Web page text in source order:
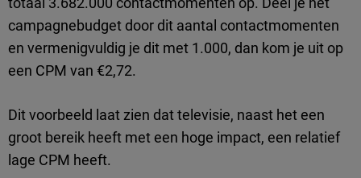
campagnebudget door dit aantal contactmomenten
en vermenigvuldig je dit met 1.000, dan kom je uit op
een CPM van €2,72.
Dit voorbeeld laat zien dat televisie, naast het een
groot bereik heeft met een hoge impact, een relatief
lage CPM heeft.